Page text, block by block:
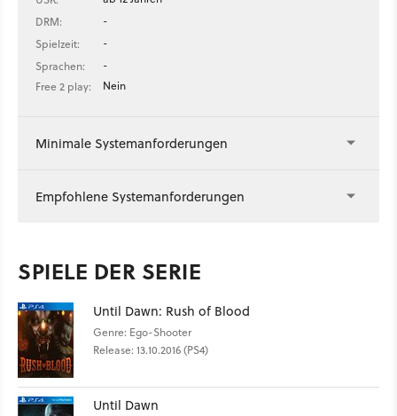
DRM:
-
Spielzeit:
-
Sprachen:
-
Free 2 play:
Nein
Minimale Systemanforderungen
Empfohlene Systemanforderungen
SPIELE DER SERIE
Until Dawn: Rush of Blood
Genre: Ego-Shooter
Release: 13.10.2016 (PS4)
Until Dawn